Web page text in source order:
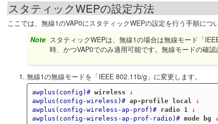
スタティックWEPの設定方法
ここでは、無線1のVAP0にスタティックWEPの設定を行う手順につ
Note スタティックWEPは、無線1の場合は無線モード「
時、かつVAP0でのみ適用可能です。無線モードの確
無線1の無線モードを「IEEE 802.11b/g」に変更します。
awplus(config)# wireless ↓
awplus(config-wireless)# ap-profile local ↓
awplus(config-wireless-ap-prof)#
radio 1 ↓
awplus(config-wireless-ap-prof-radio)# mode bg